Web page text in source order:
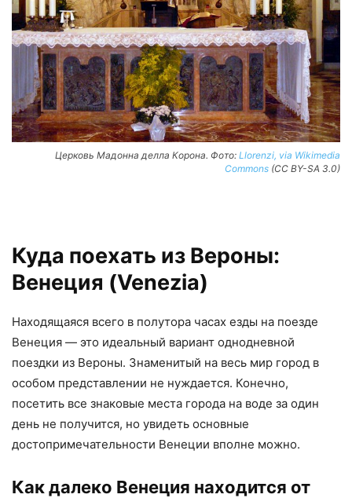
Церковь Мадонна делла Корона. Фото: Llorenzi, via Wikimedia
Commons (CC BY-SA 3.0)
Куда поехать из Вероны:
Венеция (Venezia)
Находящаяся всего в полутора часах езды на поезде
Венеция — это идеальный вариант однодневной
поездки из Вероны. Знаменитый на весь мир город в
особом представлении не нуждается. Конечно,
посетить все знаковые места города на воде за один
день не получится, но увидеть основные
достопримечательности Венеции вполне можно.
Как далеко Венеция находится от